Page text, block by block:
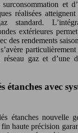
et
réalisées
standard.
extérieures
des rendements
réseau gaz et d’une
étanches avec
étanches nouvelle
fin haute précision